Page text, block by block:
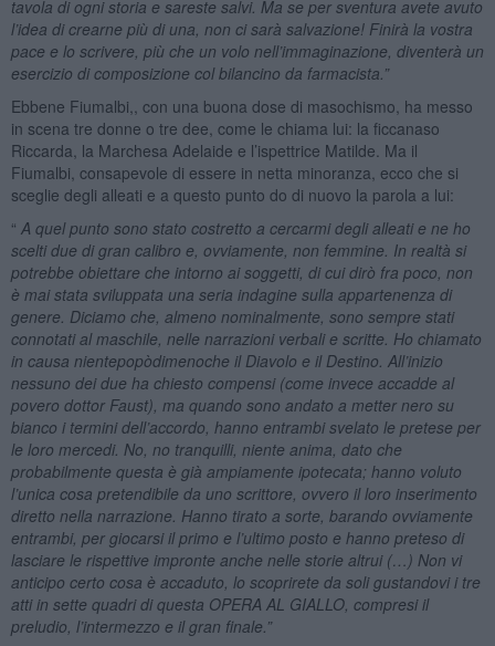
tavola di ogni storia e sareste salvi. Ma se per sventura avete avuto
l’idea di crearne più di una, non ci sarà salvazione! Finirà la vostra
pace e lo scrivere, più che un volo nell’immaginazione, diventerà un
esercizio di composizione col bilancino da farmacista.”
Ebbene Fiumalbi,, con una buona dose di masochismo, ha messo
in scena tre donne o tre dee, come le chiama lui: la ficcanaso
Riccarda, la Marchesa Adelaide e l’ispettrice Matilde. Ma il
Fiumalbi, consapevole di essere in netta minoranza, ecco che si
sceglie degli alleati e a questo punto do di nuovo la parola a lui:
“ A quel punto sono stato costretto a cercarmi degli alleati e ne ho
scelti due di gran calibro e, ovviamente, non femmine. In realtà si
potrebbe obiettare che intorno ai soggetti, di cui dirò fra poco, non
è mai stata sviluppata una seria indagine sulla appartenenza di
genere. Diciamo che, almeno nominalmente, sono sempre stati
connotati al maschile, nelle narrazioni verbali e scritte. Ho chiamato
in causa nientepopòdimenoche il Diavolo e il Destino. All’inizio
nessuno dei due ha chiesto compensi (come invece accadde al
povero dottor Faust), ma quando sono andato a metter nero su
bianco i termini dell’accordo, hanno entrambi svelato le pretese per
le loro mercedi. No, no tranquilli, niente anima, dato che
probabilmente questa è già ampiamente ipotecata; hanno voluto
l’unica cosa pretendibile da uno scrittore, ovvero il loro inserimento
diretto nella narrazione. Hanno tirato a sorte, barando ovviamente
entrambi, per giocarsi il primo e l’ultimo posto e hanno preteso di
lasciare le rispettive impronte anche nelle storie altrui (…) Non vi
anticipo certo cosa è accaduto, lo scoprirete da soli gustandovi i tre
atti in sette quadri di questa OPERA AL GIALLO, compresi il
preludio, l’intermezzo e il gran finale.”